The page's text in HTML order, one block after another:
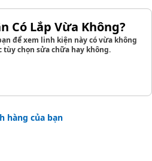
Có Lắp Vừa Không?
để xem linh kiện này có vừa không
tùy chọn sửa chữa hay không.
hàng của bạn